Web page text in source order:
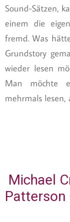
Sound-Sätzen,
einem die
fremd. Was
Grundstory
wieder lesen
Man möchte
mehrmals lesen,
Michael
Patterson